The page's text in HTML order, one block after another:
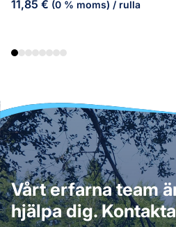
11,85 € (0 % moms) / rulla
Vårt erfarna team
hjälpa dig.